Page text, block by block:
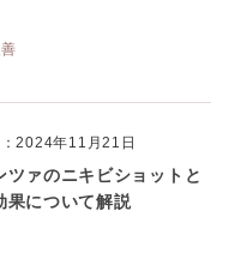
2024年11月21日
ツァのニキビショットと
果について解説